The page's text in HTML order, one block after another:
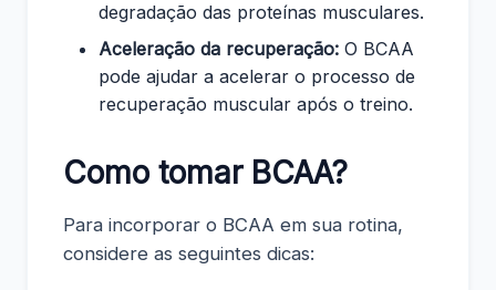
degradação das proteínas musculares.
Aceleração da recuperação: O BCAA
pode ajudar a acelerar o processo de
recuperação muscular após o treino.
Como tomar BCAA?
Para incorporar o BCAA em sua rotina,
considere as seguintes dicas: